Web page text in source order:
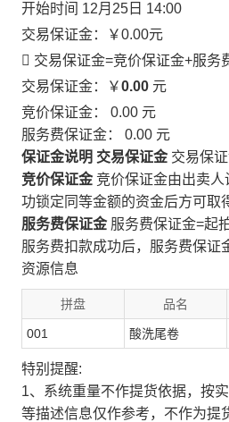
开始时间 12月25日 14:00
交易保证金：
￥0.00元
 交易保证金=竞价保证金+服务
交易保证金：￥0.00 元
竞价保证金： 0.00 元
服务费保证金： 0.00 元
保证金说明 交易保证金 交易保
竞价保证金 竞价保证金由出卖
功锁定同等金额的资金后方可取
服务费保证金 服务费保证金=起
服务费扣款成功后，服务费保证
资源信息
拼盘 品名
001 酸洗尾卷
特别提醒:
1、系统重量不作提货依据，按
等描述信息仅作参考，不作为提